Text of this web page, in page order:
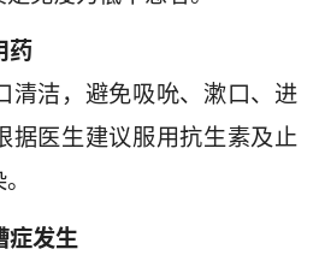
药
清洁，避免吸吮、漱口、进
据医生建议服用抗生素及止
症发生